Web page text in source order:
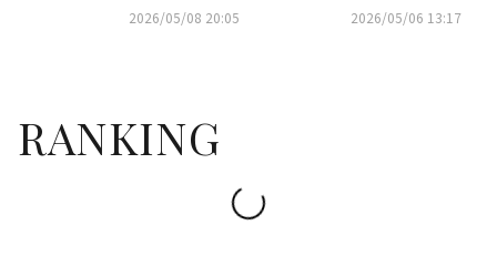
カーペットに登場2026/05/08 20:05
定…今年下半期にクランクイン
2026/05/06 13:17
RANKING